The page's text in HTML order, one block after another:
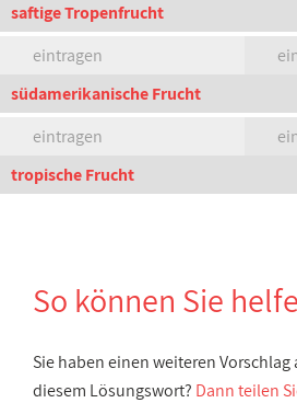
saftige Tropenfrucht
eintragen
südamerikanische Frucht
eintragen
tropische Frucht
So können Sie
Sie haben einen weiteren
diesem Lösungswort? Dann teilen